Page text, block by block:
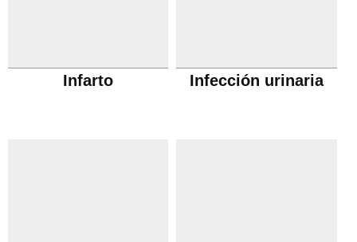
Infarto Infección urinaria